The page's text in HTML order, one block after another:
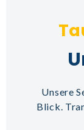
Ta
Unsere
Blick.